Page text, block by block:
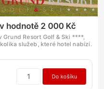
hodnotě 2 000 Kč
Resort Golf & Ski ****,
služeb, které hotel nabízí.
Do košíku